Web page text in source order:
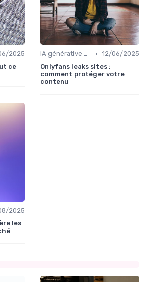
2025
ce
IA générative & futur du marketing • 12/06/2025
Onlyfans leaks sites :
comment protéger votre
contenu
2025
les